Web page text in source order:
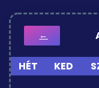
←
HÉT KED